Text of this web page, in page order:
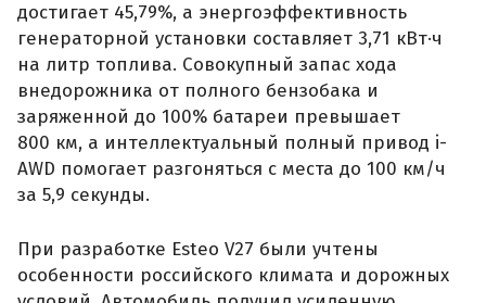
достигает 45,79%, а энергоэффективность
генераторной установки составляет 3,71 кВт·ч
на литр топлива. Совокупный запас хода
внедорожника от полного бензобака и
заряженной до 100% батареи превышает
800 км, а интеллектуальный полный привод i-
AWD помогает разгоняться с места до 100 км/ч
за 5,9 секунды.
При разработке Esteo V27 были учтены
особенности российского климата и дорожных